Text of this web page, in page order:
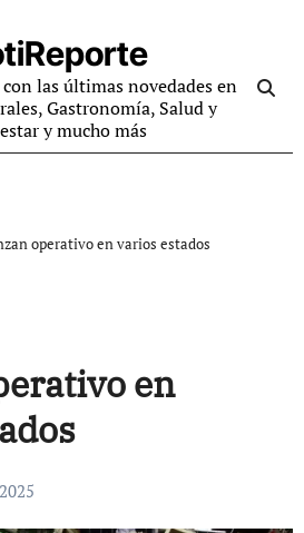
las últimas novedades en
Gastronomía, Salud y
y mucho más
operativo en varios estados
en